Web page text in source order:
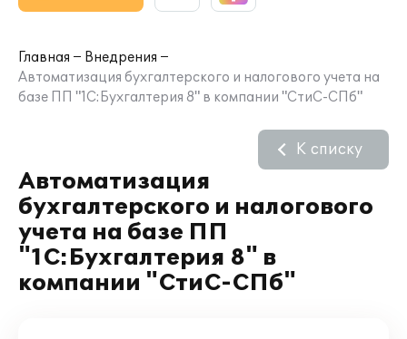
Главная
Внедрения
Автоматизация бухгалтерского и налогового учета на
базе ПП "1С:Бухгалтерия 8" в компании "СтиС-СПб"
Автоматизация
бухгалтерского и налогового
учета на базе ПП
"1С:Бухгалтерия 8" в
компании "СтиС-СПб"
К списку